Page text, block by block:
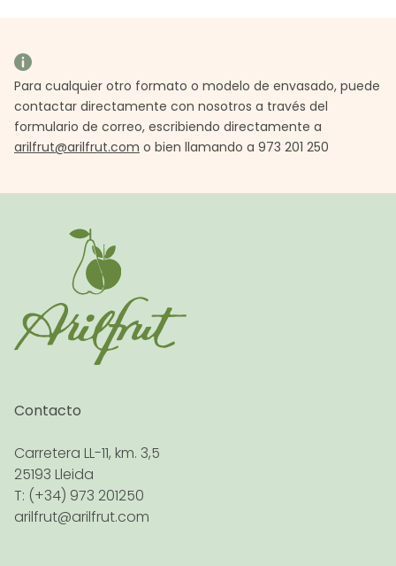
Para cualquier otro formato o modelo de envasado, puede
contactar directamente con nosotros a través del
formulario de correo, escribiendo directamente a
arilfrut@arilfrut.com o bien llamando a 973 201 250
Contacto
Carretera LL-11, km. 3,5
25193 Lleida
T: (+34) 973 201250
arilfrut@arilfrut.com